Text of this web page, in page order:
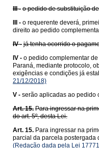
III - o pedido de substituição
III - o requerente deverá,
direito ao pedido
IV - já tenha ocorrido o
IV - o pedido complementar
Paraná, mediante protocolo,
exigências e condições já
21/12/2018)
V - serão aplicadas ao pedido
Art. 15. Para ingressar na
do art. 5º, desta Lei.
Art. 15. Para ingressar na
parcial da parcela postergada
(Redação dada pela Lei